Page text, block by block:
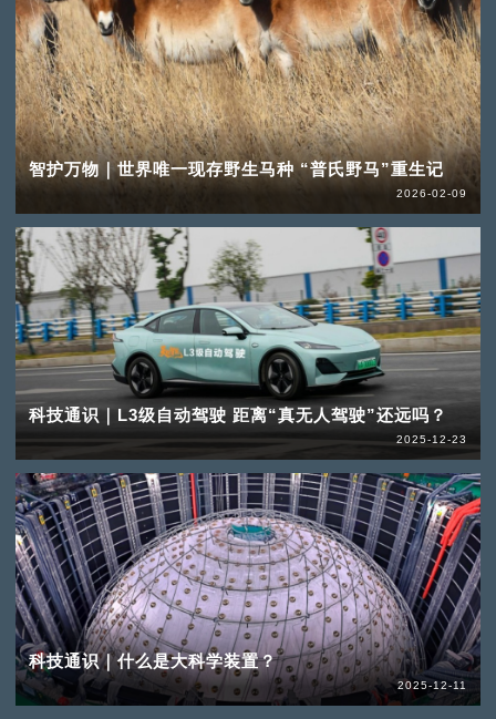
智护万物｜世界唯一现存野生马种 “普氏野马”重生记
2026-02-09
科技通识｜L3级自动驾驶 距离“真无人驾驶”还远吗？
2025-12-23
科技通识｜什么是大科学装置？
2025-12-11